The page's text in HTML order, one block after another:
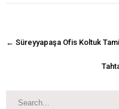
navigasyon
← Süreyyapaşa Ofis Koltuk